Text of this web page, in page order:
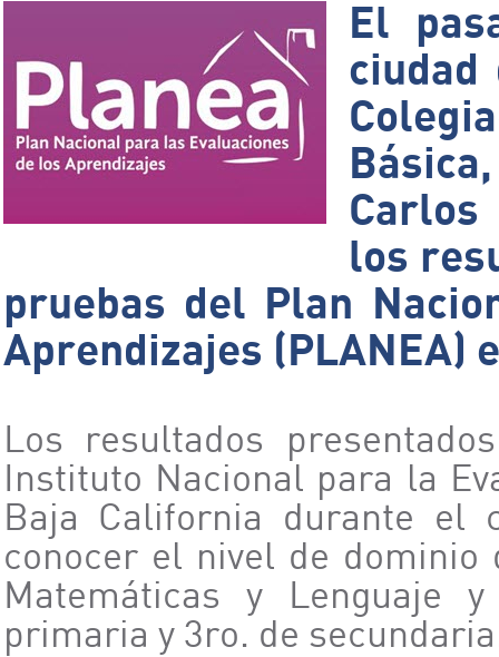
El
ciudad
los
pruebas del Plan
Aprendizajes (PLANEA)
Los resultados
Instituto Nacional para la
Baja California durante el
conocer el nivel de
Matemáticas y Lenguaje
primaria y 3ro. de